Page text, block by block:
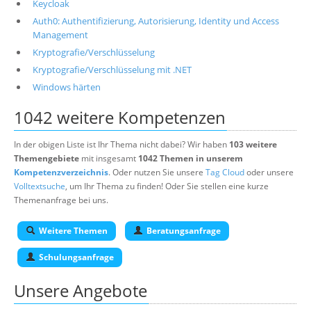
Keycloak
Auth0: Authentifizierung, Autorisierung, Identity und Access
Management
Kryptografie/Verschlüsselung
Kryptografie/Verschlüsselung mit .NET
Windows härten
1042 weitere Kompetenzen
In der obigen Liste ist Ihr Thema nicht dabei? Wir haben 103 weitere
Themengebiete mit insgesamt 1042 Themen in unserem
Kompetenzverzeichnis. Oder nutzen Sie unsere Tag Cloudoder unsere
Volltextsuche, um Ihr Thema zu finden! Oder Sie stellen eine kurze
Themenanfrage bei uns.
Weitere Themen Beratungsanfrage
Schulungsanfrage
Unsere Angebote